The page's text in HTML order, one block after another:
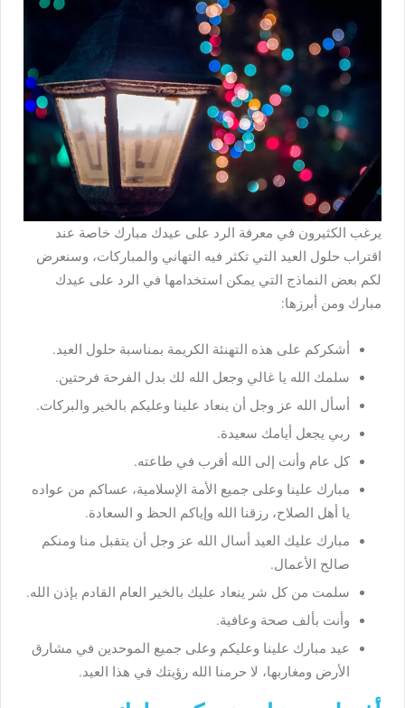
يرغب الكثيرون في معرفة الرد على عيدك مبارك خاصة عند
اقتراب حلول العيد التي تكثر فيه التهاني والمباركات، وسنعرض
لكم بعض النماذج التي يمكن استخدامها في الرد على عيدك
مبارك ومن أبرزها:
أشكركم على هذه التهنئة الكريمة بمناسبة حلول العيد.
سلمك الله يا غالي وجعل الله لك بدل الفرحة فرحتين.
أسأل الله عز وجل أن ينعاد علينا وعليكم بالخير والبركات.
ربي يجعل أيامك سعيدة.
كل عام وأنت إلى الله أقرب في طاعته.
مبارك علينا وعلى جميع الأمة الإسلامية، عساكم من عواده
يا أهل الصلاح، رزقنا الله وإياكم الحظ و السعادة.
مبارك عليك العيد أسال الله عز وجل أن يتقبل منا ومنكم
صالح الأعمال.
سلمت من كل شر ينعاد عليك بالخير العام القادم بإذن الله.
وأنت بألف صحة وعافية.
عيد مبارك علينا وعليكم وعلى جميع الموحدين في مشارق
الأرض ومغاربها، لا حرمنا الله رؤيتك في هذا العيد.